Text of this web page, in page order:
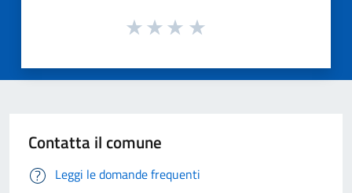
Contatta il comune
Leggi le domande frequenti